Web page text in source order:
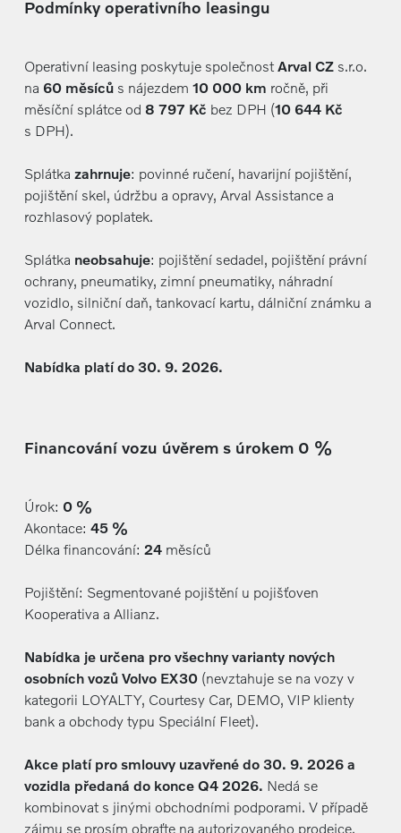
Podmínky operativního leasingu
Operativní leasing poskytuje společnost Arval CZs.r.o.
na 60 měsícůs nájezdem 10 000 km ročně, při
měsíční splátce od 8 797 Kč bez DPH (10 644 Kč
s DPH).
Splátka zahrnuje: povinné ručení, havarijní pojištění,
pojištění skel, údržbu a opravy, Arval Assistance a
rozhlasový poplatek.
Splátka neobsahuje: pojištění sedadel, pojištění právní
ochrany, pneumatiky, zimní pneumatiky, náhradní
vozidlo, silniční daň, tankovací kartu, dálniční známku a
Arval Connect.
Nabídka platí do 30. 9. 2026.
Financování vozu úvěrem s úrokem 0 %
Úrok: 0 %
Akontace: 45 %
Délka financování: 24měsíců
Pojištění: Segmentované pojištění u pojišťoven
Kooperativa a Allianz.
Nabídka je určena pro všechny varianty nových
osobních vozů Volvo EX30(nevztahuje se na vozy v
kategorii LOYALTY, Courtesy Car, DEMO, VIP klienty
bank a obchody typu Speciální Fleet).
Akce platí pro smlouvy uzavřené do 30. 9. 2026 a
vozidla předaná do konce Q4 2026. Nedá se
kombinovat s jinými obchodními podporami. V případě
zájmu se prosím obraťte na autorizovaného prodejce,